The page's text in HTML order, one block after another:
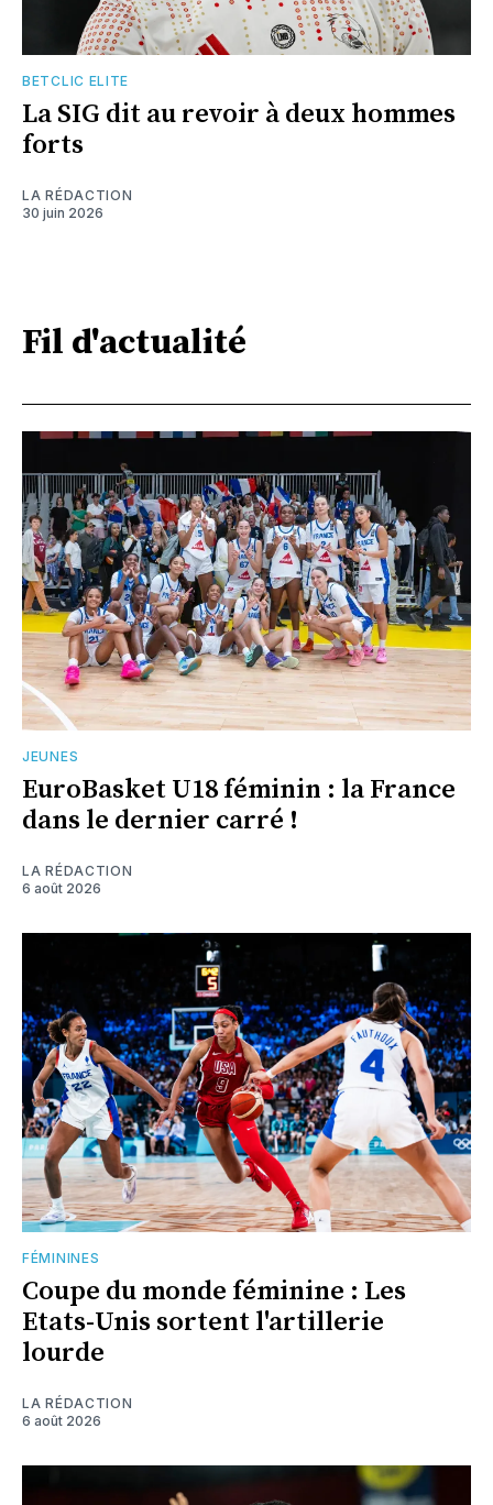
BETCLIC ELITE
La SIG dit au revoir à deux hommes
forts
LA RÉDACTION
30 juin 2026
Fil d'actualité
JEUNES
EuroBasket U18 féminin : la France
dans le dernier carré !
LA RÉDACTION
6 août 2026
FÉMININES
Coupe du monde féminine : Les
Etats-Unis sortent l'artillerie
lourde
LA RÉDACTION
6 août 2026